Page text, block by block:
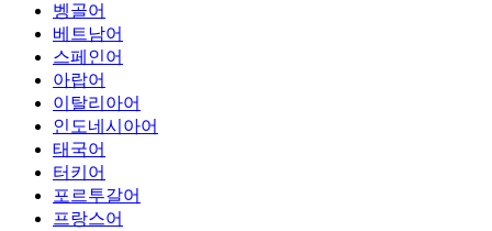
벵골어
베트남어
스페인어
아랍어
이탈리아어
인도네시아어
태국어
터키어
포르투갈어
프랑스어